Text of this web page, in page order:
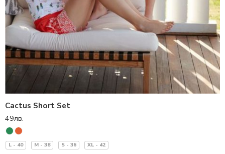
Cactus Short Set
49лв.
L - 40 M - 38 S - 36 XL - 42